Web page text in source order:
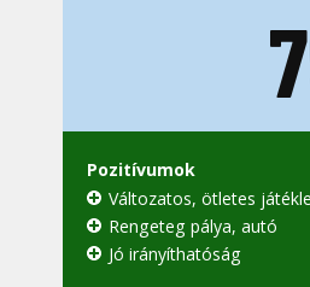
Pozitívumok
Változatos, ötletes
Rengeteg pálya, autó
Jó irányíthatóság